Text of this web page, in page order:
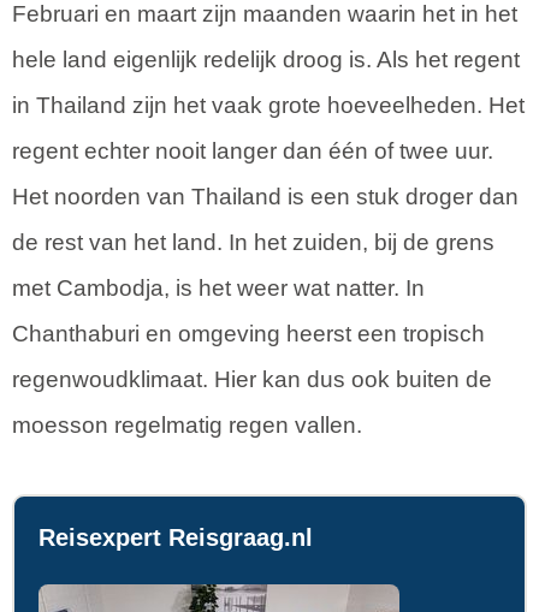
Februari en maart zijn maanden waarin het in het
hele land eigenlijk redelijk droog is. Als het regent
in Thailand zijn het vaak grote hoeveelheden. Het
regent echter nooit langer dan één of twee uur.
Het noorden van Thailand is een stuk droger dan
de rest van het land. In het zuiden, bij de grens
met Cambodja, is het weer wat natter. In
Chanthaburi en omgeving heerst een tropisch
regenwoudklimaat. Hier kan dus ook buiten de
moesson regelmatig regen vallen.
Reisexpert Reisgraag.nl